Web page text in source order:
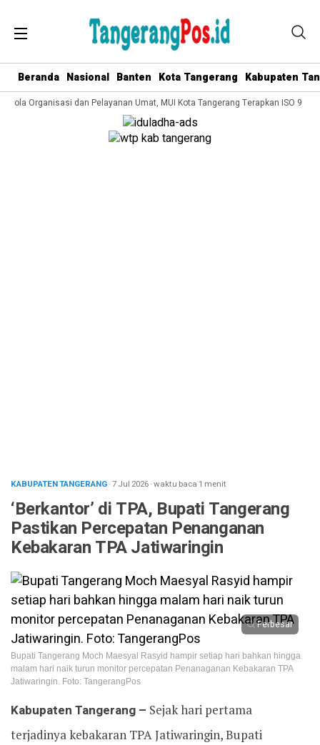
Beranda Nasional Banten Kota Tangerang Kabupaten
Organisasi dan Pelayanan Umat, MUI Kota Tangerang Terapkan ISO
KABUPATEN TANGERANG· 7 Jul 2026·waktu baca 1 menit
‘Berkantor’ di TPA, Bupati Tangerang
Pastikan Percepatan Penanganan
Kebakaran TPA Jatiwaringin
Perbesar
Bupati Tangerang Moch Maesyal Rasyid hampir setiap hari bahkan hingga
malam hari naik turun monitor percepatan Penanaganan Kebakaran TPA
Jatiwaringin. Foto: TangerangPos
Kabupaten Tangerang – Sejak hari pertama
terjadinya kebakaran TPA Jatiwaringin, Bupati